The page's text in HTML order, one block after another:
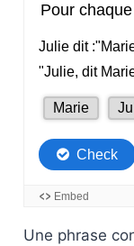
Une phrase